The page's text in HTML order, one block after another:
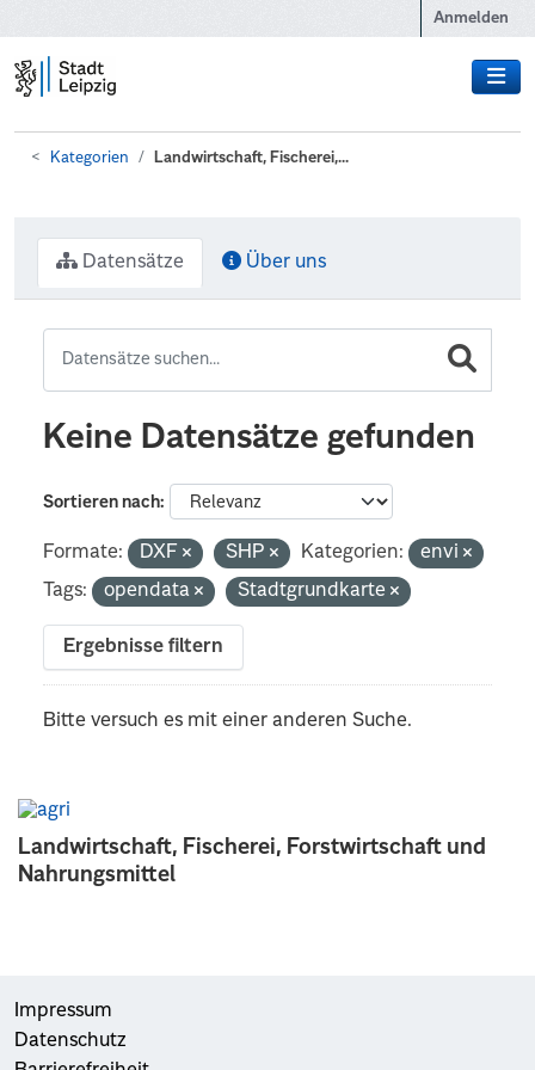
Anmelden
Kategorien Landwirtschaft, Fischerei,...
Landwirtschaft, Fischerei, Forstwirtschaft und
Nahrungsmittel
Datensätze Über uns
Keine Datensätze gefunden
Sortieren nach
Formate: DXF SHP Kategorien:
envi
Tags:
opendata Stadtgrundkarte
Ergebnisse filtern
Bitte versuch es mit einer anderen Suche.
Impressum
Datenschutz